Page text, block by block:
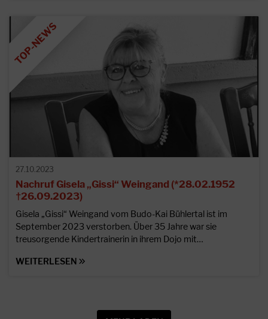
27.10.2023
Nachruf Gisela „Gissi“ Weingand (*28.02.1952
†26.09.2023)
Gisela „Gissi“ Weingand vom Budo-Kai Bühlertal ist im
September 2023 verstorben. Über 35 Jahre war sie
treusorgende Kindertrainerin in ihrem Dojo mit…
WEITERLESEN